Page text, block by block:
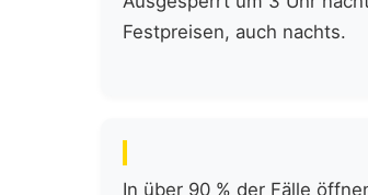
Festpreisen, auch nachts.
In über 90 % der Fälle